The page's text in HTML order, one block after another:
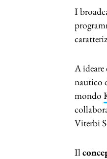
I
A
nautico
mondo
Viterbi
Il